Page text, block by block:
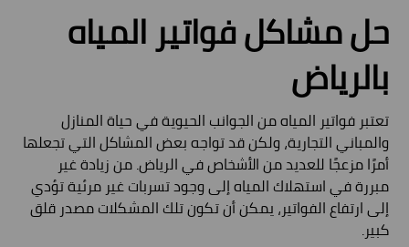
حل مشاكل فواتير المياه
بالرياض
تعتبر فواتير المياه من الجوانب الحيوية في حياة المنازل
والمباني التجارية، ولكن قد تواجه بعض المشاكل التي تجعلها
أمرًا مزعجًا للعديد من الأشخاص في الرياض. من زيادة غير
مبررة في استهلاك المياه إلى وجود تسربات غير مرئية تؤدي
إلى ارتفاع الفواتير، يمكن أن تكون تلك المشكلات مصدر قلق
كبير.